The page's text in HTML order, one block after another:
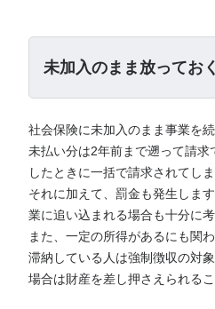
未加入のまま放ってお
社会保険に未加入のまま事業を
未払い分は2年前まで遡って請求
したときに一括で請求されてしま
それに加えて、罰金も発生しま
業に追い込まれる場合も十分に考
また、一定の所得があるにも関
滞納している人は強制徴収の対
場合は財産を差し押さえられる